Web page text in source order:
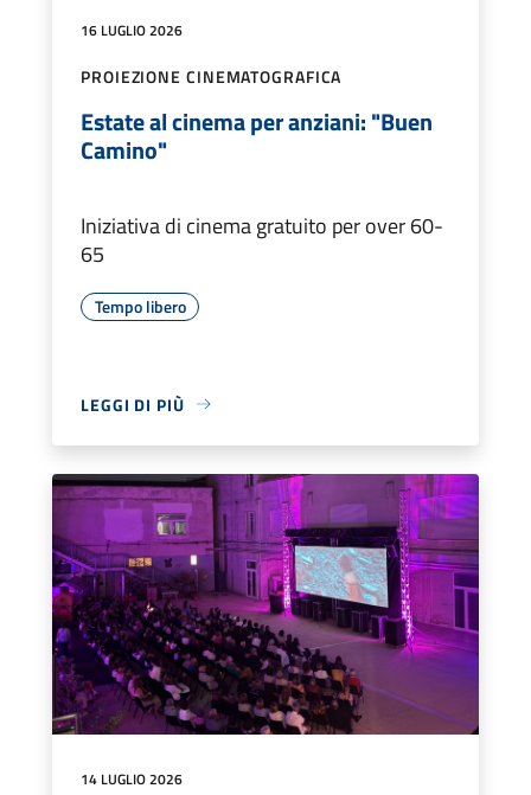
16 LUGLIO 2026
PROIEZIONE CINEMATOGRAFICA
Estate al cinema per anziani: "Buen
Camino"
Iniziativa di cinema gratuito per over 60-
65
Tempo libero
LEGGI DI PIÙ
14 LUGLIO 2026